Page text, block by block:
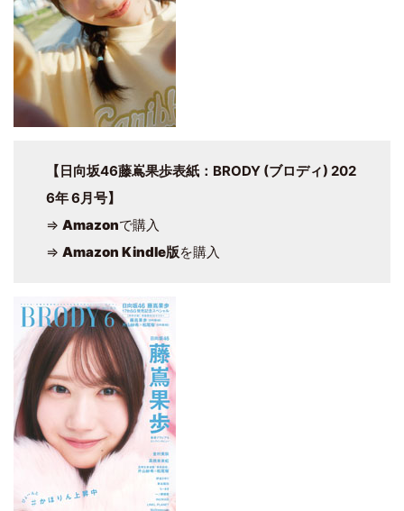
【日向坂46藤嶌果歩表紙：BRODY (ブロディ) 202
6年 6月号】
⇒ Amazonで購入
⇒ Amazon Kindle版を購入